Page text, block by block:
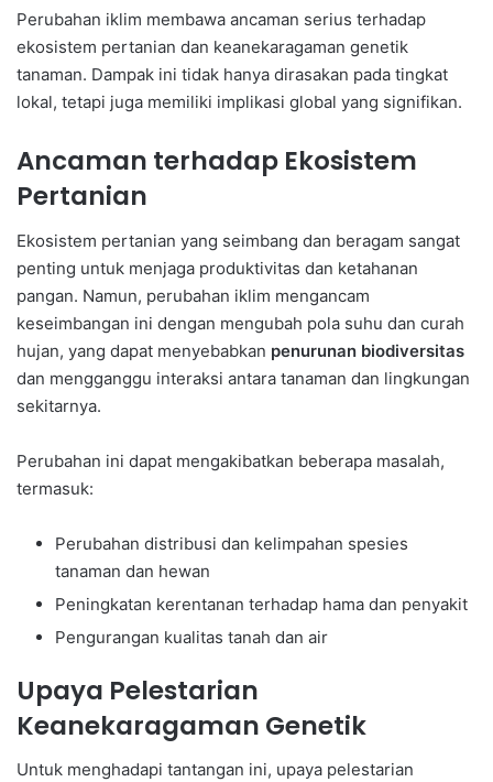
Perubahan iklim membawa ancaman serius terhadap
ekosistem pertanian dan keanekaragaman genetik
tanaman. Dampak ini tidak hanya dirasakan pada tingkat
lokal, tetapi juga memiliki implikasi global yang signifikan.
Ancaman terhadap Ekosistem
Pertanian
Ekosistem pertanian yang seimbang dan beragam sangat
penting untuk menjaga produktivitas dan ketahanan
pangan. Namun, perubahan iklim mengancam
keseimbangan ini dengan mengubah pola suhu dan curah
hujan, yang dapat menyebabkan penurunan biodiversitas
dan mengganggu interaksi antara tanaman dan lingkungan
sekitarnya.
Perubahan ini dapat mengakibatkan beberapa masalah,
termasuk:
Perubahan distribusi dan kelimpahan spesies
tanaman dan hewan
Peningkatan kerentanan terhadap hama dan penyakit
Pengurangan kualitas tanah dan air
Upaya Pelestarian
Keanekaragaman Genetik
Untuk menghadapi tantangan ini, upaya pelestarian